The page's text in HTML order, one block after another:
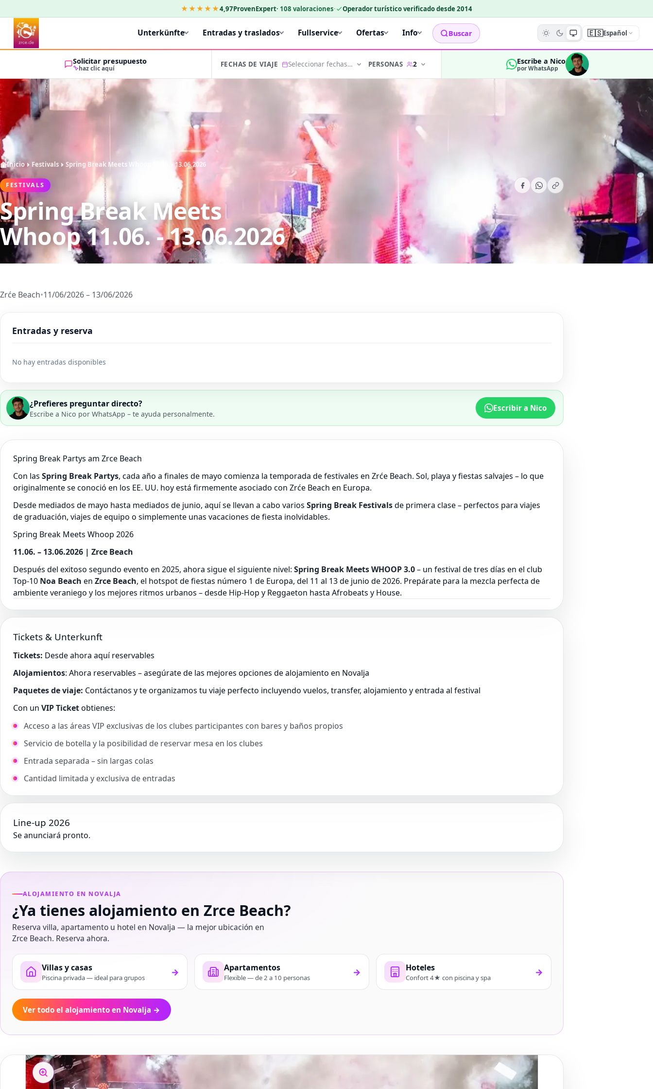
★★★★★4,97ProvenExpert· 108 valoraciones· Operador turístico verificado desde 2014
Unterkünfte Entradas y traslados Fullservice Ofertas Info Buscar 🇪🇸Español
Solicitar presupuesto
haz clic aquí FECHAS DE VIAJE Seleccionar fechas… PERSONAS 2 Escribe a Nico
por WhatsApp
Inicio Festivals Spring Break Meets Whoop 11.06. - 13.06.2026
FESTIVALS
Spring Break Meets
Whoop 11.06. - 13.06.2026
Zrće Beach•11/06/2026 – 13/06/2026
Entradas y reserva
No hay entradas disponibles
¿Prefieres preguntar directo?
Escribe a Nico por WhatsApp – te ayuda personalmente.
Escribir a Nico
Spring Break Partys am Zrce Beach
Con las Spring Break Partys, cada año a finales de mayo comienza la temporada de festivales en Zrće Beach. Sol, playa y fiestas salvajes – lo que
originalmente se conoció en los EE. UU. hoy está firmemente asociado con Zrće Beach en Europa.
Desde mediados de mayo hasta mediados de junio, aquí se llevan a cabo varios Spring Break Festivalsde primera clase – perfectos para viajes
de graduación, viajes de equipo o simplemente unas vacaciones de fiesta inolvidables.
Spring Break Meets Whoop 2026
11.06. – 13.06.2026 | Zrce Beach
Después del exitoso segundo evento en 2025, ahora sigue el siguiente nivel: Spring Break Meets WHOOP 3.0– un festival de tres días en el club
Top-10 Noa Beach en Zrce Beach, el hotspot de fiestas número 1 de Europa, del 11 al 13 de junio de 2026. Prepárate para la mezcla perfecta de
ambiente veraniego y los mejores ritmos urbanos – desde Hip-Hop y Reggaeton hasta Afrobeats y House.
Tickets & Unterkunft
Tickets: Desde ahora aquí reservables
Alojamientos: Ahora reservables – asegúrate de las mejores opciones de alojamiento en Novalja
Paquetes de viaje: Contáctanos y te organizamos tu viaje perfecto incluyendo vuelos, transfer, alojamiento y entrada al festival
Con un VIP Ticketobtienes:
Acceso a las áreas VIP exclusivas de los clubes participantes con bares y baños propios
Servicio de botella y la posibilidad de reservar mesa en los clubes
Entrada separada – sin largas colas
Cantidad limitada y exclusiva de entradas
Line-up 2026
Se anunciará pronto.
ALOJAMIENTO EN NOVALJA
¿Ya tienes alojamiento en Zrce Beach?
Reserva villa, apartamento u hotel en Novalja — la mejor ubicación en
Zrce Beach. Reserva ahora.
Villas y casas
Piscina privada — ideal para grupos → Apartamentos
Flexible — de 2 a 10 personas → Hoteles
Confort 4★ con piscina y spa →
Ver todo el alojamiento en Novalja →